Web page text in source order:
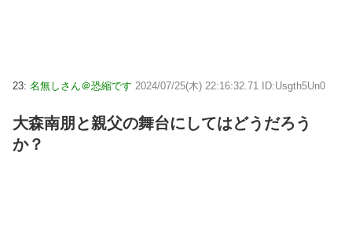
23: 名無しさん＠恐縮です 2024/07/25(木) 22:16:32.71 ID:Usgth5Un0
大森南朋と親父の舞台にしてはどうだろう
か？